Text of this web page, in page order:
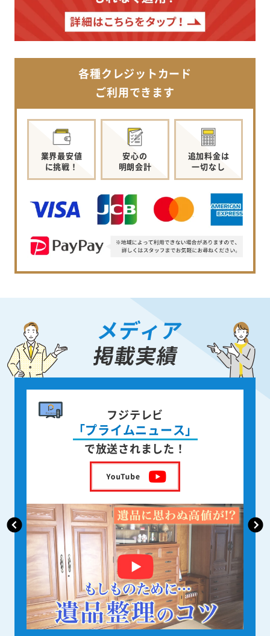
各種クレジットカード
ご利用できます
業界最安値
に挑戦！
安心の
明朗会計
追加料金は
一切なし
メディア
掲載実績
書籍出版
身近な人が
亡くなった後の遺品整理
を出版しました！